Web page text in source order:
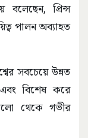
বলেছেন, প্রিন্স
পালন অব্যাহত
সবচেয়ে উন্নত
বিশেষ করে
থেকে গভীর